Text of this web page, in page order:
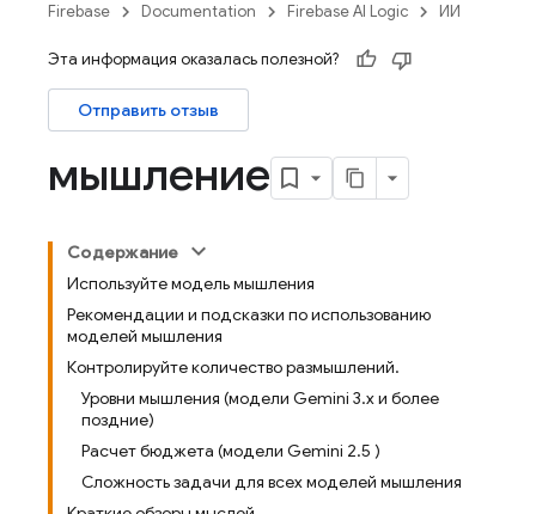
Firebase Documentation Firebase AI Logic ИИ
Эта информация оказалась полезной?
Отправить отзыв
мышление
Содержание
Используйте модель мышления
Рекомендации и подсказки по использованию
моделей мышления
Контролируйте количество размышлений.
Уровни мышления (модели Gemini 3.x и более
поздние)
Расчет бюджета (модели Gemini 2.5 )
Сложность задачи для всех моделей мышления